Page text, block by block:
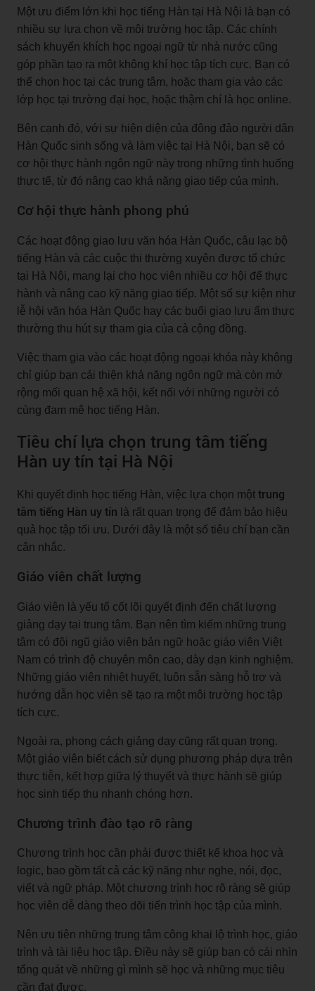
Một ưu điểm lớn khi học tiếng Hàn tại Hà Nội là bạn có
nhiều sự lựa chọn về môi trường học tập. Các chính
sách khuyến khích học ngoại ngữ từ nhà nước cũng
góp phần tạo ra một không khí học tập tích cực. Bạn có
thể chọn học tại các trung tâm, hoặc tham gia vào các
lớp học tại trường đại học, hoặc thậm chí là học online.
Bên cạnh đó, với sự hiện diện của đông đảo người dân
Hàn Quốc sinh sống và làm việc tại Hà Nội, bạn sẽ có
cơ hội thực hành ngôn ngữ này trong những tình huống
thực tế, từ đó nâng cao khả năng giao tiếp của mình.
Cơ hội thực hành phong phú
Các hoạt động giao lưu văn hóa Hàn Quốc, câu lạc bộ
tiếng Hàn và các cuộc thi thường xuyên được tổ chức
tại Hà Nội, mang lại cho học viên nhiều cơ hội để thực
hành và nâng cao kỹ năng giao tiếp. Một số sự kiện như
lễ hội văn hóa Hàn Quốc hay các buổi giao lưu ẩm thực
thường thu hút sự tham gia của cả cộng đồng.
Việc tham gia vào các hoạt động ngoại khóa này không
chỉ giúp bạn cải thiện khả năng ngôn ngữ mà còn mở
rộng mối quan hệ xã hội, kết nối với những người có
cùng đam mê học tiếng Hàn.
Tiêu chí lựa chọn trung tâm tiếng
Hàn uy tín tại Hà Nội
Khi quyết định học tiếng Hàn, việc lựa chọn một trung
tâm tiếng Hàn uy tín là rất quan trọng để đảm bảo hiệu
quả học tập tối ưu. Dưới đây là một số tiêu chí bạn cần
cân nhắc.
Giáo viên chất lượng
Giáo viên là yếu tố cốt lõi quyết định đến chất lượng
giảng dạy tại trung tâm. Bạn nên tìm kiếm những trung
tâm có đội ngũ giáo viên bản ngữ hoặc giáo viên Việt
Nam có trình độ chuyên môn cao, dày dạn kinh nghiệm.
Những giáo viên nhiệt huyết, luôn sẵn sàng hỗ trợ và
hướng dẫn học viên sẽ tạo ra một môi trường học tập
tích cực.
Ngoài ra, phong cách giảng dạy cũng rất quan trọng.
Một giáo viên biết cách sử dụng phương pháp dựa trên
thực tiễn, kết hợp giữa lý thuyết và thực hành sẽ giúp
học sinh tiếp thu nhanh chóng hơn.
Chương trình đào tạo rõ ràng
Chương trình học cần phải được thiết kế khoa học và
logic, bao gồm tất cả các kỹ năng như nghe, nói, đọc,
viết và ngữ pháp. Một chương trình học rõ ràng sẽ giúp
học viên dễ dàng theo dõi tiến trình học tập của mình.
Nên ưu tiên những trung tâm công khai lộ trình học, giáo
trình và tài liệu học tập. Điều này sẽ giúp bạn có cái nhìn
tổng quát về những gì mình sẽ học và những mục tiêu
cần đạt được.